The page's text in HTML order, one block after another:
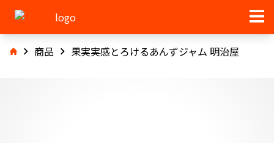
商品 果実実感とろけるあんずジャム 明治屋